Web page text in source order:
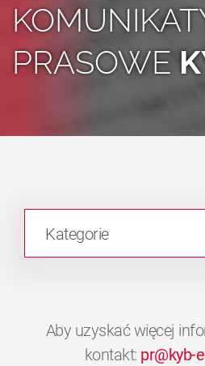
PRASOWE
Kategorie
Aby uzyskać więcej
kontakt: pr@kyb-